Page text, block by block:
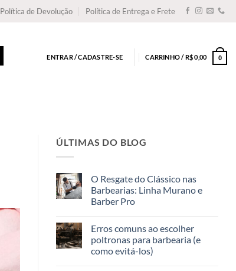
Política de Devolução Política de Entrega e Frete
ENTRAR / CADASTRE-SE CARRINHO /R$0,00 0
ÚLTIMAS DO BLOG
O Resgate do Clássico nas
Barbearias: Linha Murano e
Barber Pro
Erros comuns ao escolher
poltronas para barbearia (e
como evitá-los)